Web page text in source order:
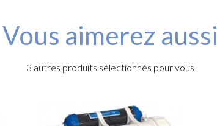
Vous aimerez aussi
3 autres produits sélectionnés pour vous